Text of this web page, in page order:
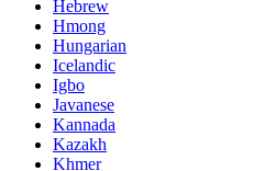
Hebrew
Hmong
Hungarian
Icelandic
Igbo
Javanese
Kannada
Kazakh
Khmer